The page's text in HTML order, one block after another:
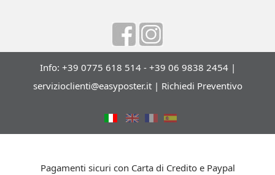
Info: +39 0775 618 514 - +39 06 9838 2454 |
servizioclienti@easyposter.it| Richiedi Preventivo
Pagamenti sicuri con Carta di Credito e Paypal